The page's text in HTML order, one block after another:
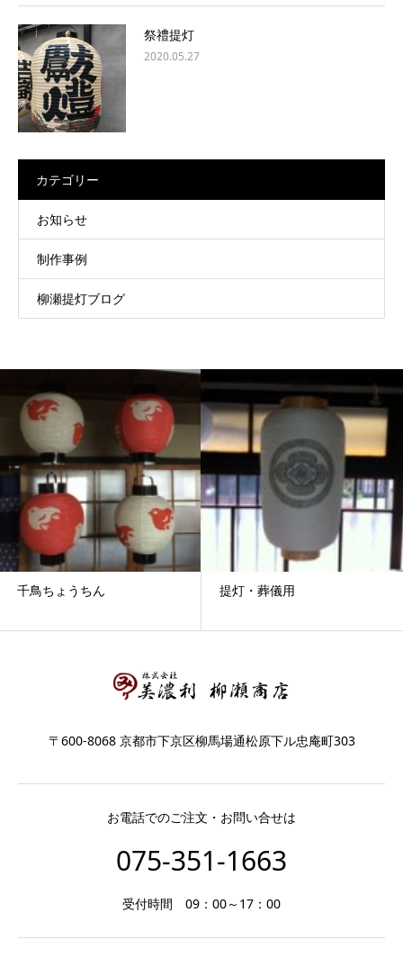
祭禮提灯
2020.05.27
カテゴリー
お知らせ
制作事例
柳瀬提灯ブログ
千鳥ちょうちん 提灯・葬儀用
〒600-8068 京都市下京区柳馬場通松原下ル忠庵町303
お電話でのご注文・お問い合せは
075-351-1663
受付時間 09：00～17：00